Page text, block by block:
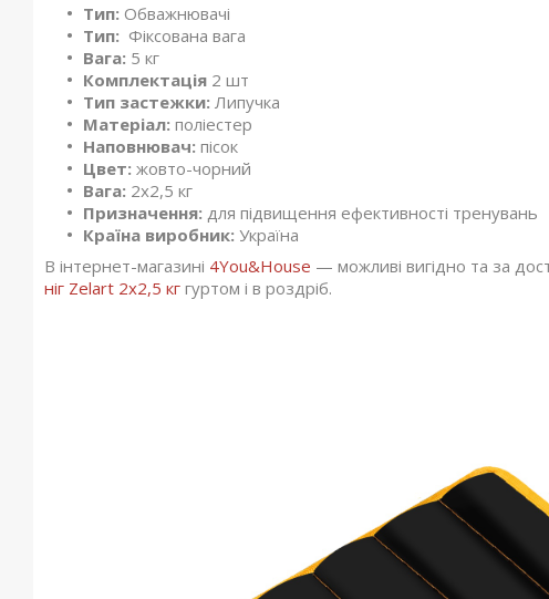
Тип: Обважнювачі
Тип: Фіксована вага
Вага: 5 кг
Комплектація 2 шт
Тип застежки: Липучка
Матеріал: поліестер
Наповнювач: пісок
Цвет: жовто-чорний
Вага: 2х2,5 кг
Призначення: для підвищення ефективності тренувань
Країна виробник: Україна
В інтернет-магазині 4You&House — можливі вигідно та за
ніг Zelart 2x2,5 кг гуртом і в роздріб.